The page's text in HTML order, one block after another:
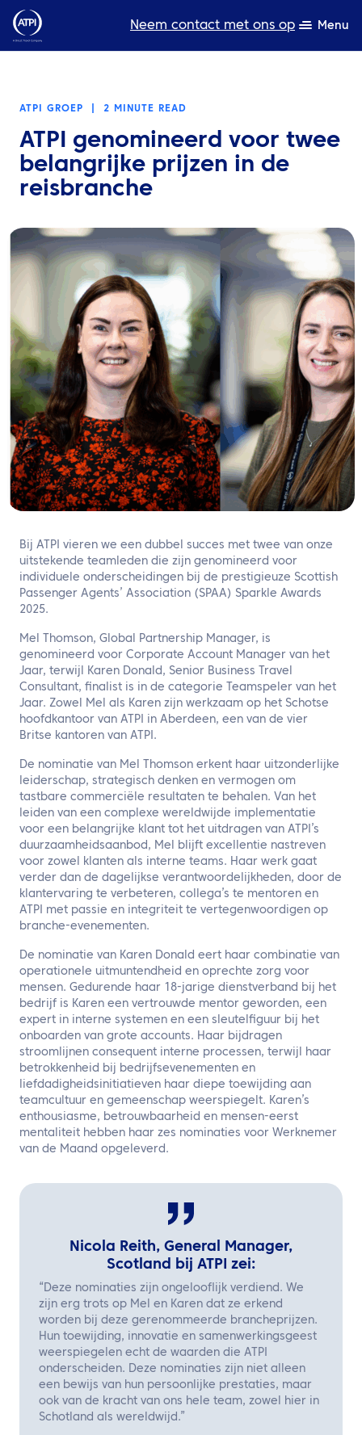
Neem contact met ons op Menu
Over ons
Producten
Duurzaamheid
TravelHub Login
Zoeken
Neem contact met ons op
NL
ATPI GROEP 2 MINUTE READ
ATPI genomineerd voor twee
belangrijke prijzen in de
reisbranche
Bij ATPI vieren we een dubbel succes met twee van onze
uitstekende teamleden die zijn genomineerd voor
individuele onderscheidingen bij de prestigieuze Scottish
Passenger Agents’ Association (SPAA) Sparkle Awards
2025.
Mel Thomson, Global Partnership Manager, is
genomineerd voor Corporate Account Manager van het
Jaar, terwijl Karen Donald, Senior Business Travel
Consultant, finalist is in de categorie Teamspeler van het
Jaar. Zowel Mel als Karen zijn werkzaam op het Schotse
hoofdkantoor van ATPI in Aberdeen, een van de vier
Britse kantoren van ATPI.
De nominatie van Mel Thomson erkent haar uitzonderlijke
leiderschap, strategisch denken en vermogen om
tastbare commerciële resultaten te behalen. Van het
leiden van een complexe wereldwijde implementatie
voor een belangrijke klant tot het uitdragen van ATPI’s
duurzaamheidsaanbod, Mel blijft excellentie nastreven
voor zowel klanten als interne teams. Haar werk gaat
verder dan de dagelijkse verantwoordelijkheden, door de
klantervaring te verbeteren, collega’s te mentoren en
ATPI met passie en integriteit te vertegenwoordigen op
branche-evenementen.
De nominatie van Karen Donald eert haar combinatie van
operationele uitmuntendheid en oprechte zorg voor
mensen. Gedurende haar 18-jarige dienstverband bij het
bedrijf is Karen een vertrouwde mentor geworden, een
expert in interne systemen en een sleutelfiguur bij het
onboarden van grote accounts. Haar bijdragen
stroomlijnen consequent interne processen, terwijl haar
betrokkenheid bij bedrijfsevenementen en
liefdadigheidsinitiatieven haar diepe toewijding aan
teamcultuur en gemeenschap weerspiegelt. Karen’s
enthousiasme, betrouwbaarheid en mensen-eerst
mentaliteit hebben haar zes nominaties voor Werknemer
van de Maand opgeleverd.
Nicola Reith, General Manager,
Scotland bij ATPI zei:
“Deze nominaties zijn ongelooflijk verdiend. We
zijn erg trots op Mel en Karen dat ze erkend
worden bij deze gerenommeerde brancheprijzen.
Hun toewijding, innovatie en samenwerkingsgeest
weerspiegelen echt de waarden die ATPI
onderscheiden. Deze nominaties zijn niet alleen
een bewijs van hun persoonlijke prestaties, maar
ook van de kracht van ons hele team, zowel hier in
Schotland als wereldwijd.”